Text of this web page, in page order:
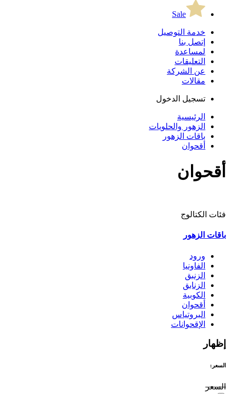
Sale
خدمة التوصيل
إتصل بنا
لمساعدة
التعليقات
عن الشركة
مقالات
تسجيل الدخول
الرئيسية
الزهور والحلويات
باقات الزهور
أقحوان
أقحوان
فئات الكتالوج
باقات الزهور
ورود
الفاونيا
الزنبق
الزنابق
الكوبية
أقحوان
البروتياس
الإقحوانات
إظهار
السعر:
السعر